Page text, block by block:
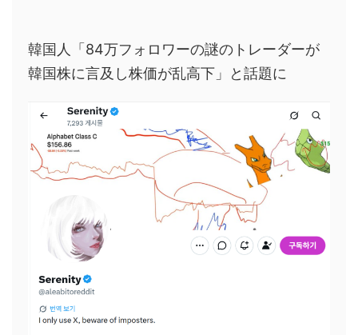
韓国人「84万フォロワーの謎のトレーダーが
韓国株に言及し株価が乱高下」と話題に